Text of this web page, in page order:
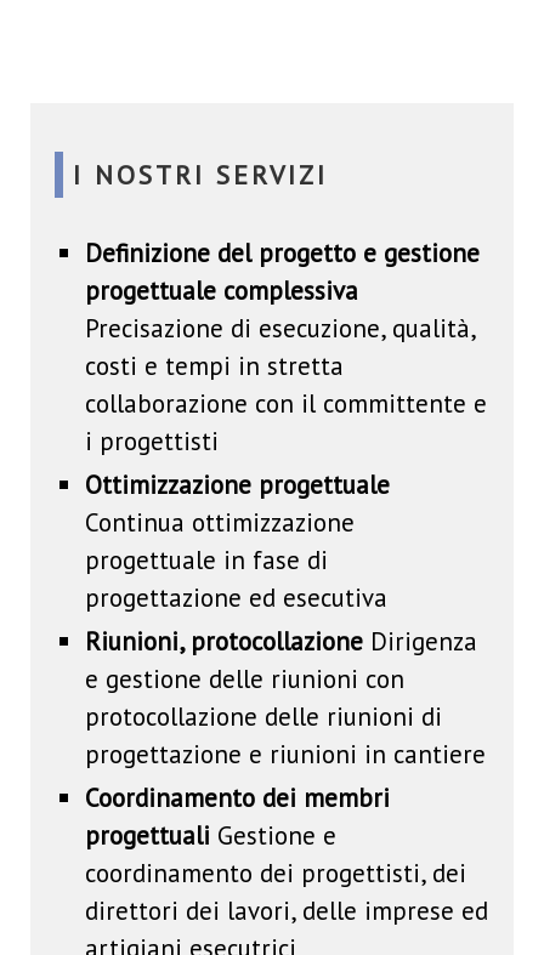
I NOSTRI SERVIZI
Definizione del progetto e gestione
progettuale complessiva
Precisazione di esecuzione, qualità,
costi e tempi in stretta
collaborazione con il committente e
i progettisti
Ottimizzazione progettuale
Continua ottimizzazione
progettuale in fase di
progettazione ed esecutiva
Riunioni, protocollazione Dirigenza
e gestione delle riunioni con
protocollazione delle riunioni di
progettazione e riunioni in cantiere
Coordinamento dei membri
progettuali Gestione e
coordinamento dei progettisti, dei
direttori dei lavori, delle imprese ed